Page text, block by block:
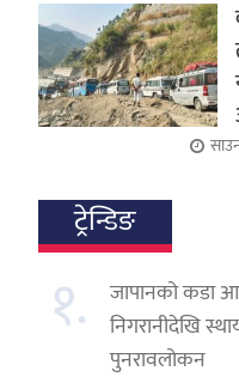
ट्रेन्डिङ
१.
जापानको कडा
निगरानीदेखि
पुनरावलोकन